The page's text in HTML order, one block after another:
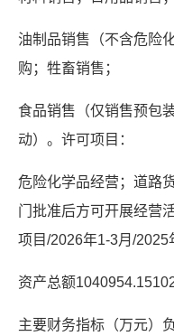
油制品销售（不含危险
购；牲畜销售；
食品销售（仅销售预包
动）。许可项目：
危险化学品经营；道路
门批准后方可开展经营
项目/2026年1-3月/2025
资产总额
主要财务指标（万元）